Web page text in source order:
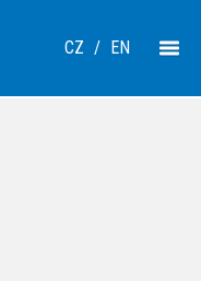
CZ / EN